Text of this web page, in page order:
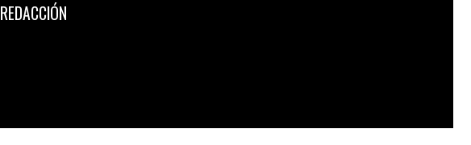
REDACCIÓN